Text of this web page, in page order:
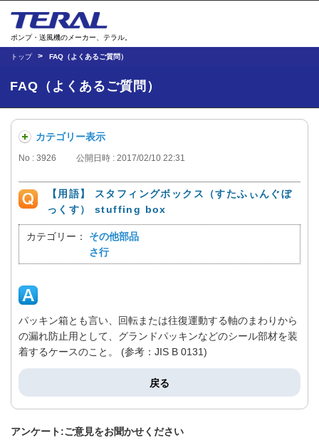
ポンプ・送風機のメーカー、テラル。
トップ FAQ（よくあるご質問）
FAQ（よくあるご質問）
カテゴリー表示
No : 3926 公開日時 : 2017/02/10 22:31
【用語】 スタフィングボックス（すたふぃんぐぼ
っくす） stuffing box
カテゴリー：
その他部品
さ行
パッキン箱とも言い、回転または往復運動する軸のまわりから
の漏れ防止用として、グランドパッキンなどのシール部材を装
着するケースのこと。 (参考：JIS B 0131)
戻る
アンケート:ご意見をお聞かせください